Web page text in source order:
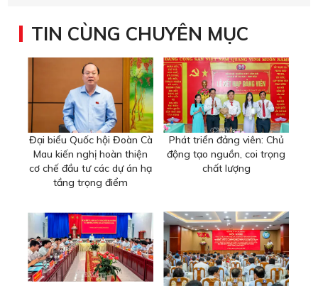
TIN CÙNG CHUYÊN MỤC
Đại biểu Quốc hội Đoàn Cà
Mau kiến nghị hoàn thiện
cơ chế đầu tư các dự án hạ
tầng trọng điểm
Phát triển đảng viên: Chủ
động tạo nguồn, coi trọng
chất lượng